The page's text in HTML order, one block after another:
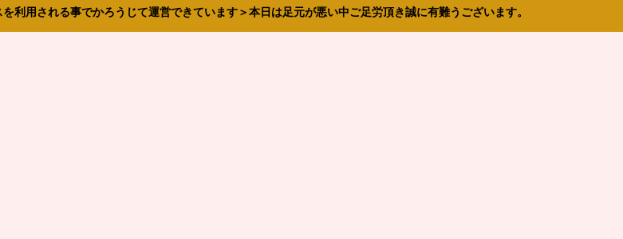
利用される事でかろうじて運営できています＞本日は足元が悪い中ご足労頂き誠に有難うございます。